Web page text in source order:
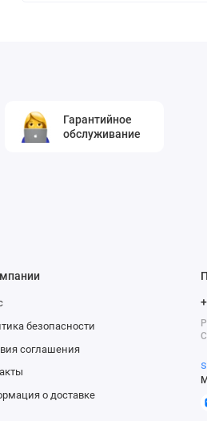
Гарантийное
обслуживание
безопасности
соглашения
о доставке